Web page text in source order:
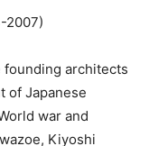
2007)
founding architects
of Japanese
war and
Kiyoshi